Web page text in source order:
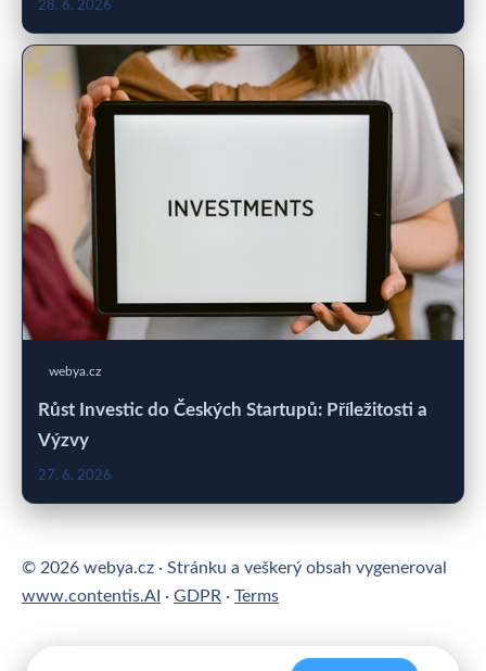
28. 6. 2026
webya.cz
Růst Investic do Českých Startupů: Příležitosti a
Výzvy
27. 6. 2026
© 2026 webya.cz · Stránku a veškerý obsah vygeneroval
www.contentis.AI · GDPR · Terms